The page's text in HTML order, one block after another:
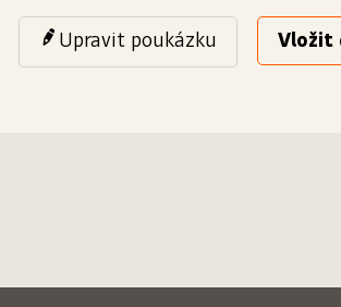
Upravit poukázku